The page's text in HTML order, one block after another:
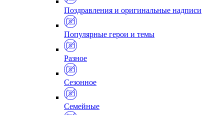
Поздравления и оригинальные надписи
Популярные герои и темы
Разное
Сезонное
Семейные